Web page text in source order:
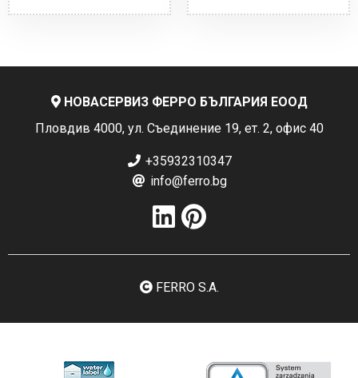
НОВАСЕРВИЗ ФЕРРО БЪЛГАРИЯ ЕООД
Пловдив 4000, ул. Съединение 19, ет. 2, офис 40
+35932310347
info@ferro.bg
FERRO S.A.